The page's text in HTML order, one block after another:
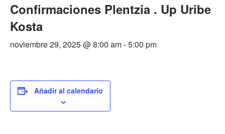
Confirmaciones Plentzia . Up Uribe
Kosta
noviembre 29, 2025 @ 8:00 am-5:00 pm
Añadir al calendario